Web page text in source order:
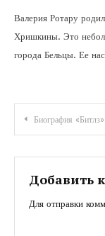
Валерия Ротару
Хришкины. Это
города Бельцы. Ее
по
записям
Биография «Битлз» — история легендарной группы, которая покорила мир и
Добавить
Для отправки